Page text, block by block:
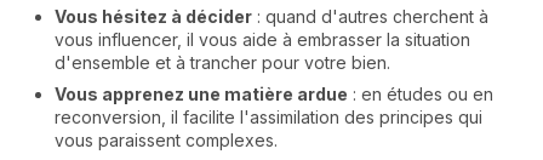
Vous hésitez à décider : quand d'autres cherchent à
vous influencer, il vous aide à embrasser la situation
d'ensemble et à trancher pour votre bien.
Vous apprenez une matière ardue : en études ou en
reconversion, il facilite l'assimilation des principes qui
vous paraissent complexes.